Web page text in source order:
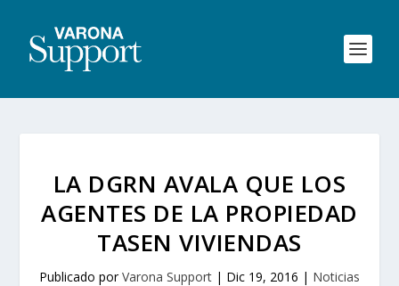
LA DGRN AVALA QUE LOS
AGENTES DE LA PROPIEDAD
TASEN VIVIENDAS
Publicado porVarona Support | Dic 19, 2016 | Noticias